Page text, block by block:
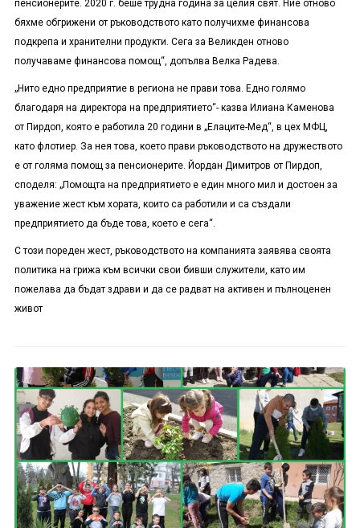
пенсионерите. 2020 г. беше трудна година за целия свят. Ние отново
бяхме обгрижени от ръководството като получихме финансова
подкрепа и хранителни продукти. Сега за Великден отново
получаваме финансова помощ“, допълва Велка Радева.
„Нито едно предприятие в региона не прави това. Едно голямо
благодаря на директора на предприятието“- казва Илиана Каменова
от Пирдоп, която е работила 20 години в „Елаците-Мед“, в цех МФЦ,
като флотиер. За нея това, което прави ръководството на дружеството
е от голяма помощ за пенсионерите. Йордан Димитров от Пирдоп,
споделя: „Помощта на предприятието е един много мил и достоен за
уважение жест към хората, които са работили и са създали
предприятието да бъде това, което е сега“.
С този пореден жест, ръководството на компанията заявява своята
политика на грижа към всички свои бивши служители, като им
пожелава да бъдат здрави и да се радват на активен и пълноценен
живот